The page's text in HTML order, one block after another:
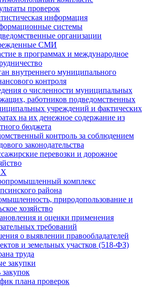
проверок
информация
системы
организации
СМИ
в программах и международное
внутреннего муниципального
контроля
о численности муниципальных
работников подведомственных
учреждений и фактических
на их денежное содержание из
бюджета
контроль за соблюдением
законодательства
перевозки и дорожное
комплекс
района
природопользование и
хозяйство
и оценки применения
требований
о выявлении правообладателей
и земельных участков (518-ФЗ)
труда
закупки
плана проверок